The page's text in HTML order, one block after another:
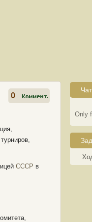
0
СССР в
Only